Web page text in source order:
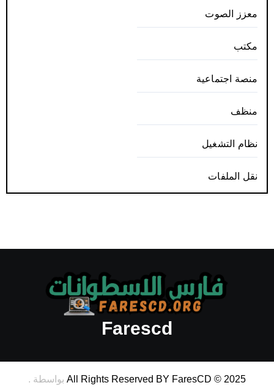
معزز الصوت
مكتب
منصة اجتماعية
منظف
نظام التشغيل
نقل الملفات
Farescd
All Rights Reserved BY FaresCD © 2025 بواسطة .